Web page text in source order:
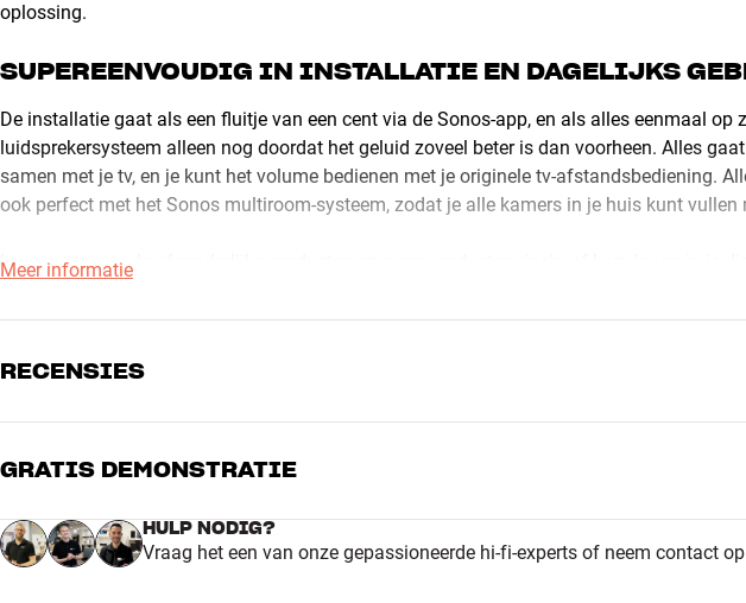
oplossing.
SUPEREENVOUDIG IN INSTALLATIE EN DAGELIJKS
De installatie gaat als een fluitje van een cent via de Sonos-app, en als alles eenmaal op
luidsprekersysteem alleen nog doordat het geluid zoveel beter is dan voorheen. Alles
samen met je tv, en je kunt het volume bedienen met je originele tv-afstandsbediening.
ook perfect met het Sonos multiroom-systeem, zodat je alle kamers in je huis kunt vullen
Lees meer over de afzonderlijke producten op onze productpagina's, of kom langs in je
Meer informatie
RECENSIES
5
4
3 23
GRATIS DEMONSTRATIE
HULP NODIG?
Vraag het een van onze gepassioneerde hi-fi-experts of neem contact